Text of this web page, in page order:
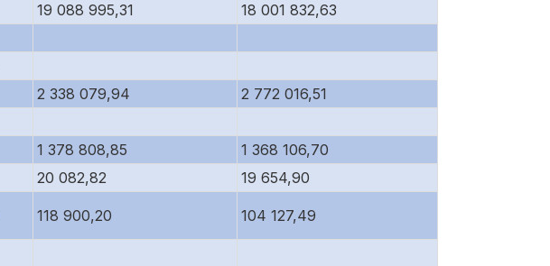
19 088 995,31
18 001 832,63
2 338 079,94
2 772 016,51
1 378 808,85
1 368 106,70
20 082,82
19 654,90
118 900,20 104 127,49